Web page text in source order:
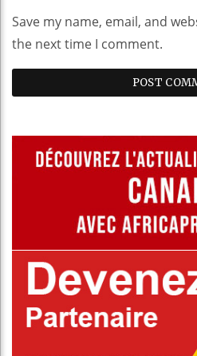
Save my name, email, and
the next time I comment.